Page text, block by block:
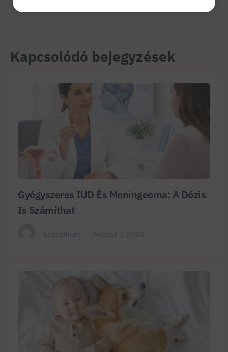
Kapcsolódó bejegyzések
Gyógyszeres IUD És Meningeoma: A Dózis
Is Számíthat